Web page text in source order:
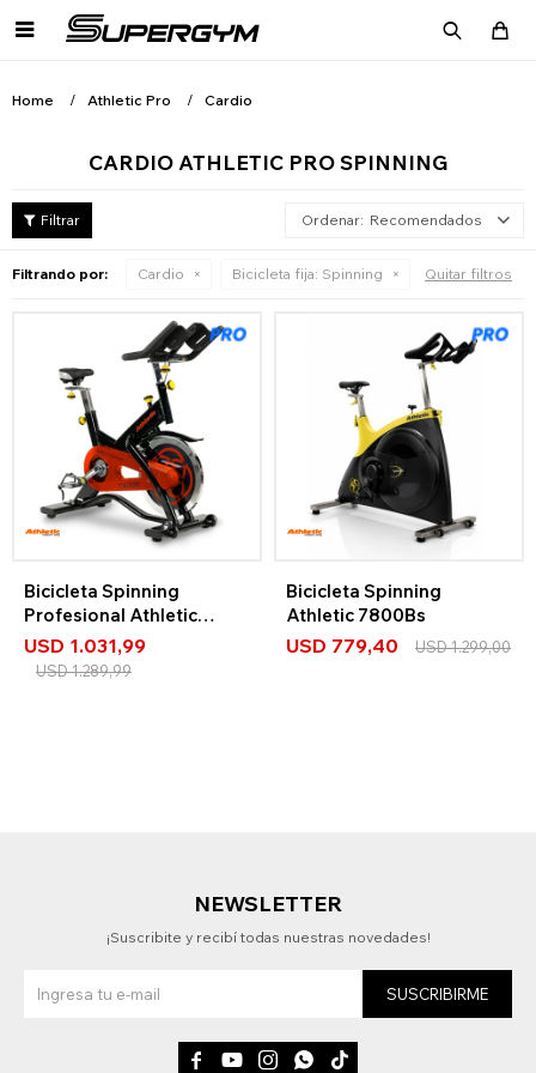

Home Athletic Pro Cardio
CARDIO ATHLETIC PRO SPINNING
Recomendados
Filtrando por: Cardio Bicicleta fija: Spinning Quitar filtros
Bicicleta Spinning
Profesional Athletic
7000Bs
USD 1.031,99
USD1.289,99
Bicicleta Spinning
Athletic 7800Bs
USD 779,40 USD1.299,00
NEWSLETTER
¡Suscribite y recibí todas nuestras novedades!
SUSCRIBIRME
    